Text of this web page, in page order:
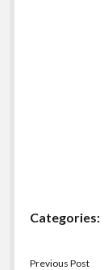
Categories:
Previous Post